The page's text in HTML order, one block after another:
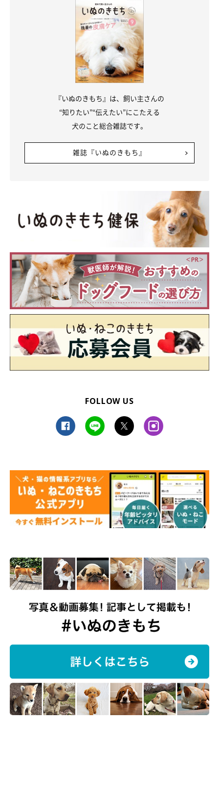
『いぬのきもち』は、飼い主さんの
“知りたい”“伝えたい”にこたえる
犬のこと総合雑誌です。
雑誌『いぬのきもち』
FOLLOW US